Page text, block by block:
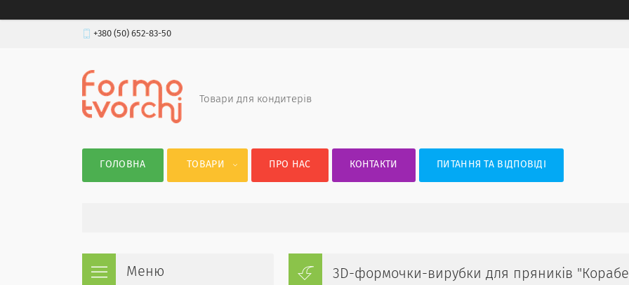
+380 (50) 652-83-50
Товари для кондитерів
ГОЛОВНА ТОВАРИ ПРО НАС КОНТАКТИ ПИТАННЯ ТА ВІДПОВІДІ
3D-формочки-вирубки для пряників